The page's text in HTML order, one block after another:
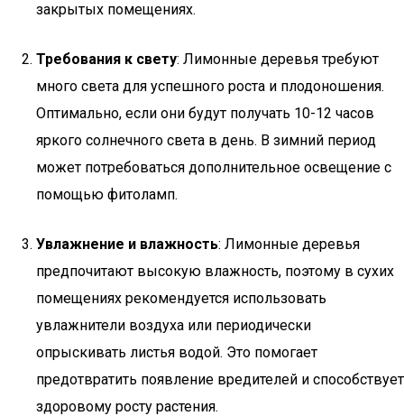
закрытых помещениях.
Требования к свету: Лимонные деревья требуют
много света для успешного роста и плодоношения.
Оптимально, если они будут получать 10-12 часов
яркого солнечного света в день. В зимний период
может потребоваться дополнительное освещение с
помощью фитоламп.
Увлажнение и влажность: Лимонные деревья
предпочитают высокую влажность, поэтому в сухих
помещениях рекомендуется использовать
увлажнители воздуха или периодически
опрыскивать листья водой. Это помогает
предотвратить появление вредителей и способствует
здоровому росту растения.